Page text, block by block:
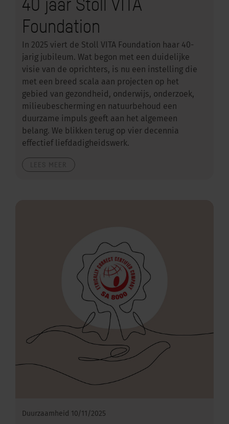
Foundation
In 2025 viert de Stoll VITA Foundation haar 40-
jarig jubileum. Wat begon met een duidelijke
visie van de oprichters, is nu een instelling die
met een breed scala aan projecten op het
gebied van gezondheid, onderwijs, onderzoek,
milieubescherming en natuurbehoud een
duurzame impuls geeft aan het algemeen
belang. We blikken terug op vier decennia
effectief liefdadigheidswerk.
Duurzaamheid 10/11/2025